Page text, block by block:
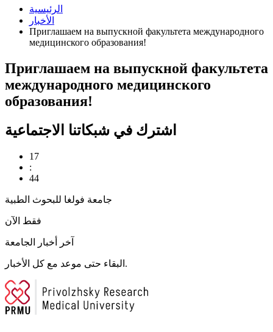
الرئيسية
الأخبار
Приглашаем на выпускной факультета международного
медицинского образования!
Приглашаем на выпускной факультета
международного медицинского
образования!
اشترك في شبكاتنا الاجتماعية
17
:
44
جامعة فولغا للبحوث الطبية
فقط الآن
آخر أخبار الجامعة
البقاء حتى موعد مع كل الأخبار.